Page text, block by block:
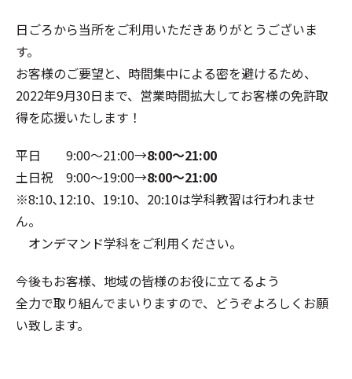
日ごろから当所をご利用いただきありがとうございま
す。
お客様のご要望と、時間集中による密を避けるため、
2022年9月30日まで、営業時間拡大してお客様の免許取
得を応援いたします！
平日 9:00～21:00→8:00～21:00
土日祝 9:00～19:00→8:00～21:00
※8:10､12:10、19:10、20:10は学科教習は行われませ
ん。
オンデマンド学科をご利用ください。
今後もお客様、地域の皆様のお役に立てるよう
全力で取り組んでまいりますので、どうぞよろしくお願
い致します。